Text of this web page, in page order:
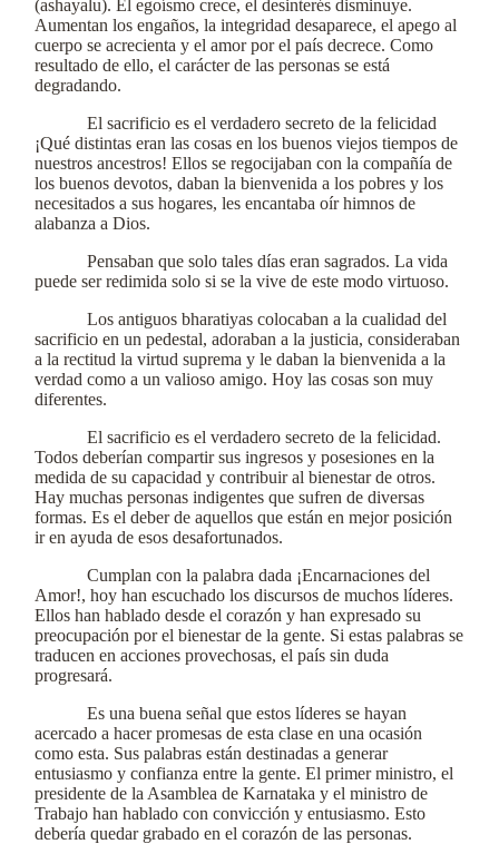
(ashayalu). El egoísmo crece, el desinterés disminuye.
Aumentan los engaños, la integridad desaparece, el apego al
cuerpo se acrecienta y el amor por el país decrece. Como
resultado de ello, el carácter de las personas se está
degradando.
El sacrificio es el verdadero secreto de la felicidad
¡Qué distintas eran las cosas en los buenos viejos tiempos de
nuestros ancestros! Ellos se regocijaban con la compañía de
los buenos devotos, daban la bienvenida a los pobres y los
necesitados a sus hogares, les encantaba oír himnos de
alabanza a Dios.
Pensaban que solo tales días eran sagrados. La vida
puede ser redimida solo si se la vive de este modo virtuoso.
Los antiguos bharatiyas colocaban a la cualidad del
sacrificio en un pedestal, adoraban a la justicia, consideraban
a la rectitud la virtud suprema y le daban la bienvenida a la
verdad como a un valioso amigo. Hoy las cosas son muy
diferentes.
El sacrificio es el verdadero secreto de la felicidad.
Todos deberían compartir sus ingresos y posesiones en la
medida de su capacidad y contribuir al bienestar de otros.
Hay muchas personas indigentes que sufren de diversas
formas. Es el deber de aquellos que están en mejor posición
ir en ayuda de esos desafortunados.
Cumplan con la palabra dada ¡Encarnaciones del
Amor!, hoy han escuchado los discursos de muchos líderes.
Ellos han hablado desde el corazón y han expresado su
preocupación por el bienestar de la gente. Si estas palabras se
traducen en acciones provechosas, el país sin duda
progresará.
Es una buena señal que estos líderes se hayan
acercado a hacer promesas de esta clase en una ocasión
como esta. Sus palabras están destinadas a generar
entusiasmo y confianza entre la gente. El primer ministro, el
presidente de la Asamblea de Karnataka y el ministro de
Trabajo han hablado con convicción y entusiasmo. Esto
debería quedar grabado en el corazón de las personas.